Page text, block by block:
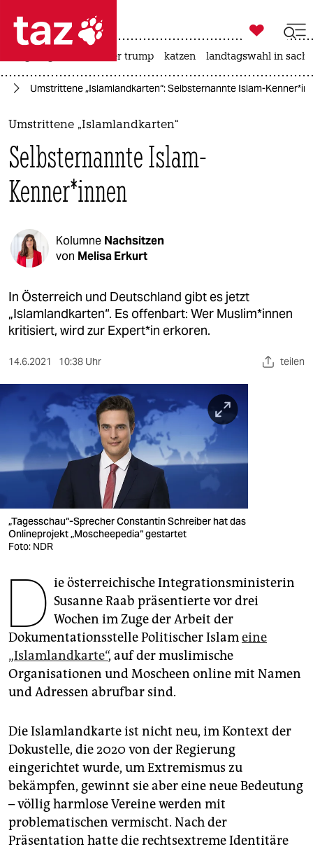
 taz zahl ich
taz zahl ich
themen
politik
öko
kultur
sport
berlin
verlag
verlag
veranstaltungen
fragen & hilfe
unterstützen
abo
genossenschaft
epaper login

taz zahl ich
usa unter trump katzen landtagswahl in
Umstrittene „Islamlandkarten“: Selbsternannte Islam-
Umstrittene „Islamlandkarten“
Selbsternannte Islam-
Kenner*innen
Kolumne Nachsitzen
von Melisa Erkurt
In Österreich und Deutschland gibt es jetzt
„Islamlandkarten“. Es offenbart: Wer Mus­li­m*in­nen
kritisiert, wird zur Ex­per­t*in erkoren.
14.6.2021 10:38 Uhr teilen
„Tagesschau“-Sprecher Constantin Schreiber hat das
Onlineprojekt „Moscheepedia“ gestartet
Foto: NDR
D ie österreichische Integrationsministerin
Susanne Raab präsentierte vor drei
Wochen im Zuge der Arbeit der
Dokumentationsstelle Politischer Islameine
„Islamlandkarte“, auf der muslimische
Organisationen und Moscheen online mit Namen
und Adressen abrufbar sind.
Die Islamlandkarte ist nicht neu, im Kontext der
Dokustelle, die 2020 von der Regierung
eingerichtet wurde, um Extremismus zu
bekämpfen, gewinnt sie aber eine neue Bedeutung
– völlig harmlose Vereine werden mit
problematischen vermischt. Nach der
Präsentation hatte die rechtsextreme Identitäre